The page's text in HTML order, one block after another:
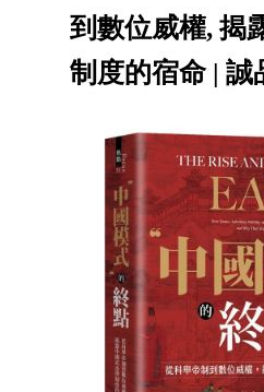
到數位威權, 揭
制度的宿命 | 誠